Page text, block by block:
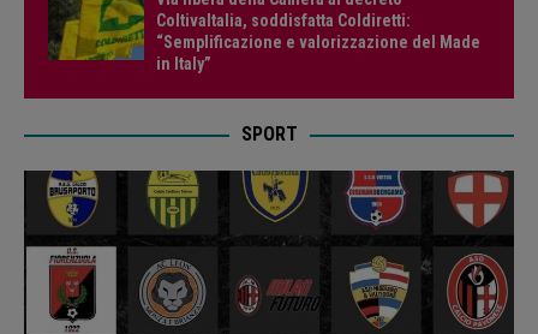
ColtivaItalia, soddisfatta Coldiretti:
“Semplificazione e valorizzazione del Made
in Italy”
SPORT